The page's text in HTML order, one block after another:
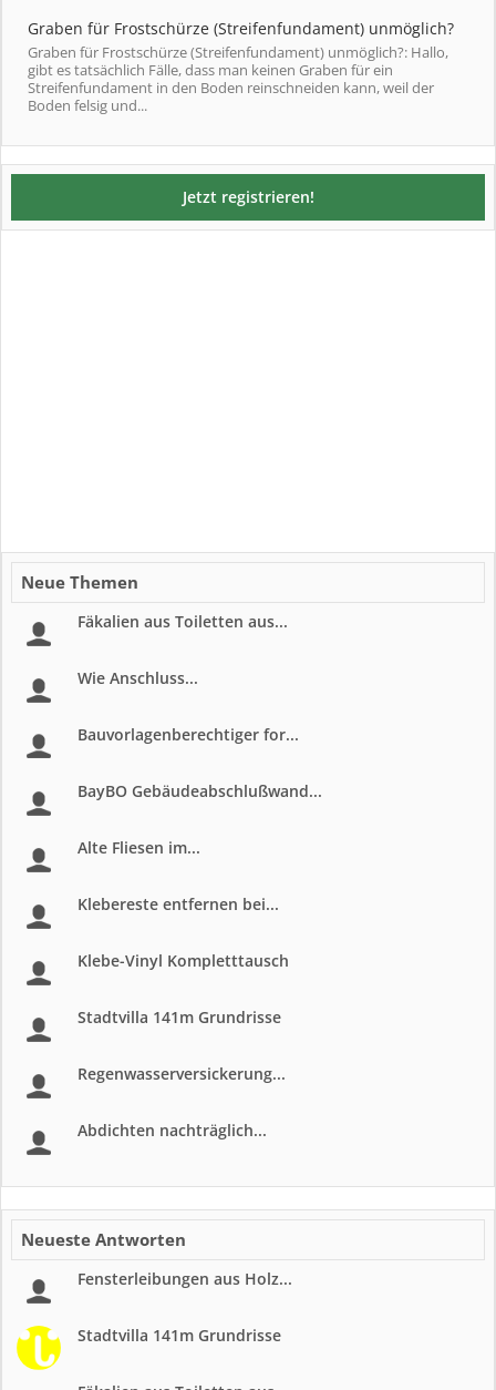
Graben für Frostschürze (Streifenfundament) unmöglich?
Graben für Frostschürze (Streifenfundament) unmöglich?: Hallo,
gibt es tatsächlich Fälle, dass man keinen Graben für ein
Streifenfundament in den Boden reinschneiden kann, weil der
Boden felsig und...
Jetzt registrieren!
Neue Themen
Fäkalien aus Toiletten aus...
Wie Anschluss...
Bauvorlagenberechtiger for...
BayBO Gebäudeabschlußwand...
Alte Fliesen im...
Klebereste entfernen bei...
Klebe-Vinyl Kompletttausch
Stadtvilla 141m Grundrisse
Regenwasserversickerung...
Abdichten nachträglich...
Neueste Antworten
Fensterleibungen aus Holz...
Stadtvilla 141m Grundrisse